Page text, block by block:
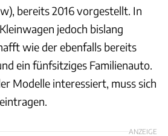
bereits 2016 vorgestellt. In
jedoch bislang
wie der ebenfalls bereits
ein fünfsitziges Familienauto.
Modelle interessiert, muss sich
ANZEIGE